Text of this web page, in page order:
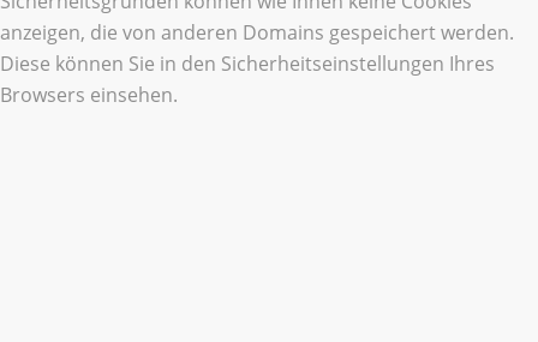
anzeigen, die von anderen Domains gespeichert werden.
Diese können Sie in den Sicherheitseinstellungen Ihres
Browsers einsehen.